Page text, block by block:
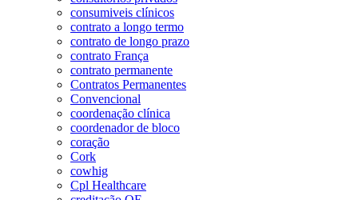
consumiveis clínicos
contrato a longo termo
contrato de longo prazo
contrato França
contrato permanente
Contratos Permanentes
Convencional
coordenação clínica
coordenador de bloco
coração
Cork
cowhig
Cpl Healthcare